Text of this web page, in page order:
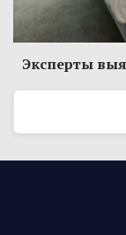
Эксперты